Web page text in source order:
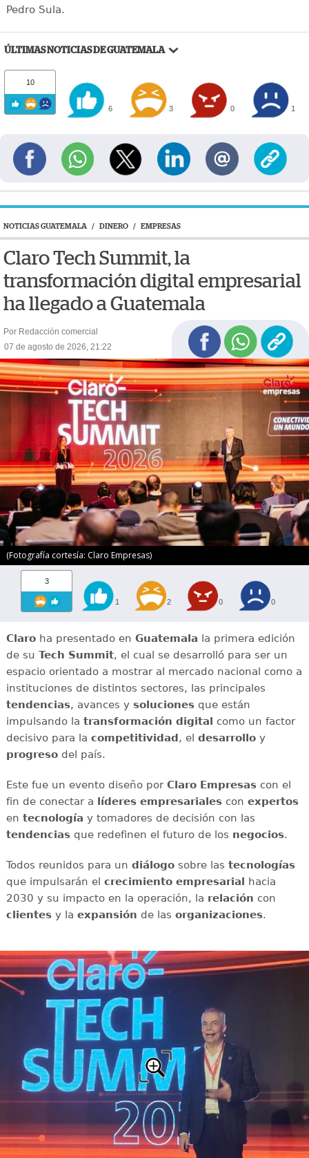
Pedro Sula.
ÚLTIMAS NOTICIAS DE GUATEMALA
10
6 3 0 1
NOTICIAS GUATEMALA / DINERO / EMPRESAS
Claro Tech Summit, la
transformación digital empresarial
ha llegado a Guatemala
Por Redacción comercial
07 de agosto de 2026, 21:22
(Fotografía cortesía: Claro Empresas)
3
1 2 0 0
Claroha presentado en Guatemala la primera edición
de su Tech Summit, el cual se desarrolló para ser un
espacio orientado a mostrar al mercado nacional como a
instituciones de distintos sectores, las principales
tendencias, avances y solucionesque están
impulsando la transformación digital como un factor
decisivo para la competitividad, el desarrolloy
progresodel país.
Este fue un evento diseño por Claro Empresascon el
fin de conectar a líderes empresarialescon expertos
en tecnología y tomadores de decisión con las
tendenciasque redefinen el futuro de los negocios.
Todos reunidos para un diálogosobre las tecnologías
que impulsarán el crecimiento empresarial hacia
2030 y su impacto en la operación, la relación con
clientesy la expansión de las organizaciones.